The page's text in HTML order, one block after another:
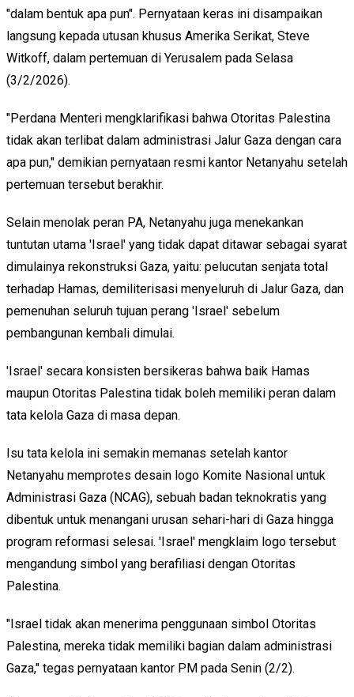
"dalam bentuk apa pun". Pernyataan keras ini disampaikan
langsung kepada utusan khusus Amerika Serikat, Steve
Witkoff, dalam pertemuan di Yerusalem pada Selasa
(3/2/2026).
"Perdana Menteri mengklarifikasi bahwa Otoritas Palestina
tidak akan terlibat dalam administrasi Jalur Gaza dengan cara
apa pun," demikian pernyataan resmi kantor Netanyahu setelah
pertemuan tersebut berakhir.
Selain menolak peran PA, Netanyahu juga menekankan
tuntutan utama 'Israel' yang tidak dapat ditawar sebagai syarat
dimulainya rekonstruksi Gaza, yaitu: pelucutan senjata total
terhadap Hamas, demiliterisasi menyeluruh di Jalur Gaza, dan
pemenuhan seluruh tujuan perang 'Israel' sebelum
pembangunan kembali dimulai.
'Israel' secara konsisten bersikeras bahwa baik Hamas
maupun Otoritas Palestina tidak boleh memiliki peran dalam
tata kelola Gaza di masa depan.
Isu tata kelola ini semakin memanas setelah kantor
Netanyahu memprotes desain logo Komite Nasional untuk
Administrasi Gaza (NCAG), sebuah badan teknokratis yang
dibentuk untuk menangani urusan sehari-hari di Gaza hingga
program reformasi selesai. 'Israel' mengklaim logo tersebut
mengandung simbol yang berafiliasi dengan Otoritas
Palestina.
"Israel tidak akan menerima penggunaan simbol Otoritas
Palestina, mereka tidak memiliki bagian dalam administrasi
Gaza," tegas pernyataan kantor PM pada Senin (2/2).